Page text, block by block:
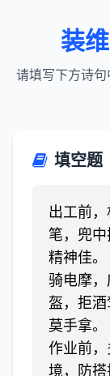
装
请填写下方诗
填空题
出工前
笔，兜中
精神佳。
骑电摩
盔，拒酒
莫手拿。
作业前
境，防搭